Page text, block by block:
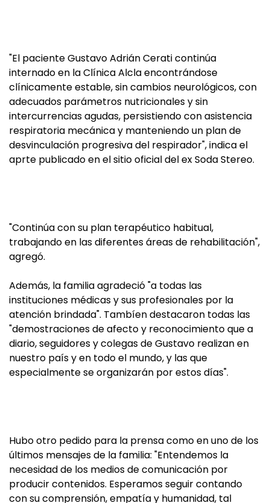
"El paciente Gustavo Adrián Cerati continúa
internado en la Clínica Alcla encontrándose
clínicamente estable, sin cambios neurológicos, con
adecuados parámetros nutricionales y sin
intercurrencias agudas, persistiendo con asistencia
respiratoria mecánica y manteniendo un plan de
desvinculación progresiva del respirador", indica el
aprte publicado en el sitio oficial del ex Soda Stereo.
"Continúa con su plan terapéutico habitual,
trabajando en las diferentes áreas de rehabilitación",
agregó.
Además, la familia agradeció "a todas las
instituciones médicas y sus profesionales por la
atención brindada". Tambíen destacaron todas las
"demostraciones de afecto y reconocimiento que a
diario, seguidores y colegas de Gustavo realizan en
nuestro país y en todo el mundo, y las que
especialmente se organizarán por estos días".
Hubo otro pedido para la prensa como en uno de los
últimos mensajes de la familia: "Entendemos la
necesidad de los medios de comunicación por
producir contenidos. Esperamos seguir contando
con su comprensión, empatía y humanidad, tal